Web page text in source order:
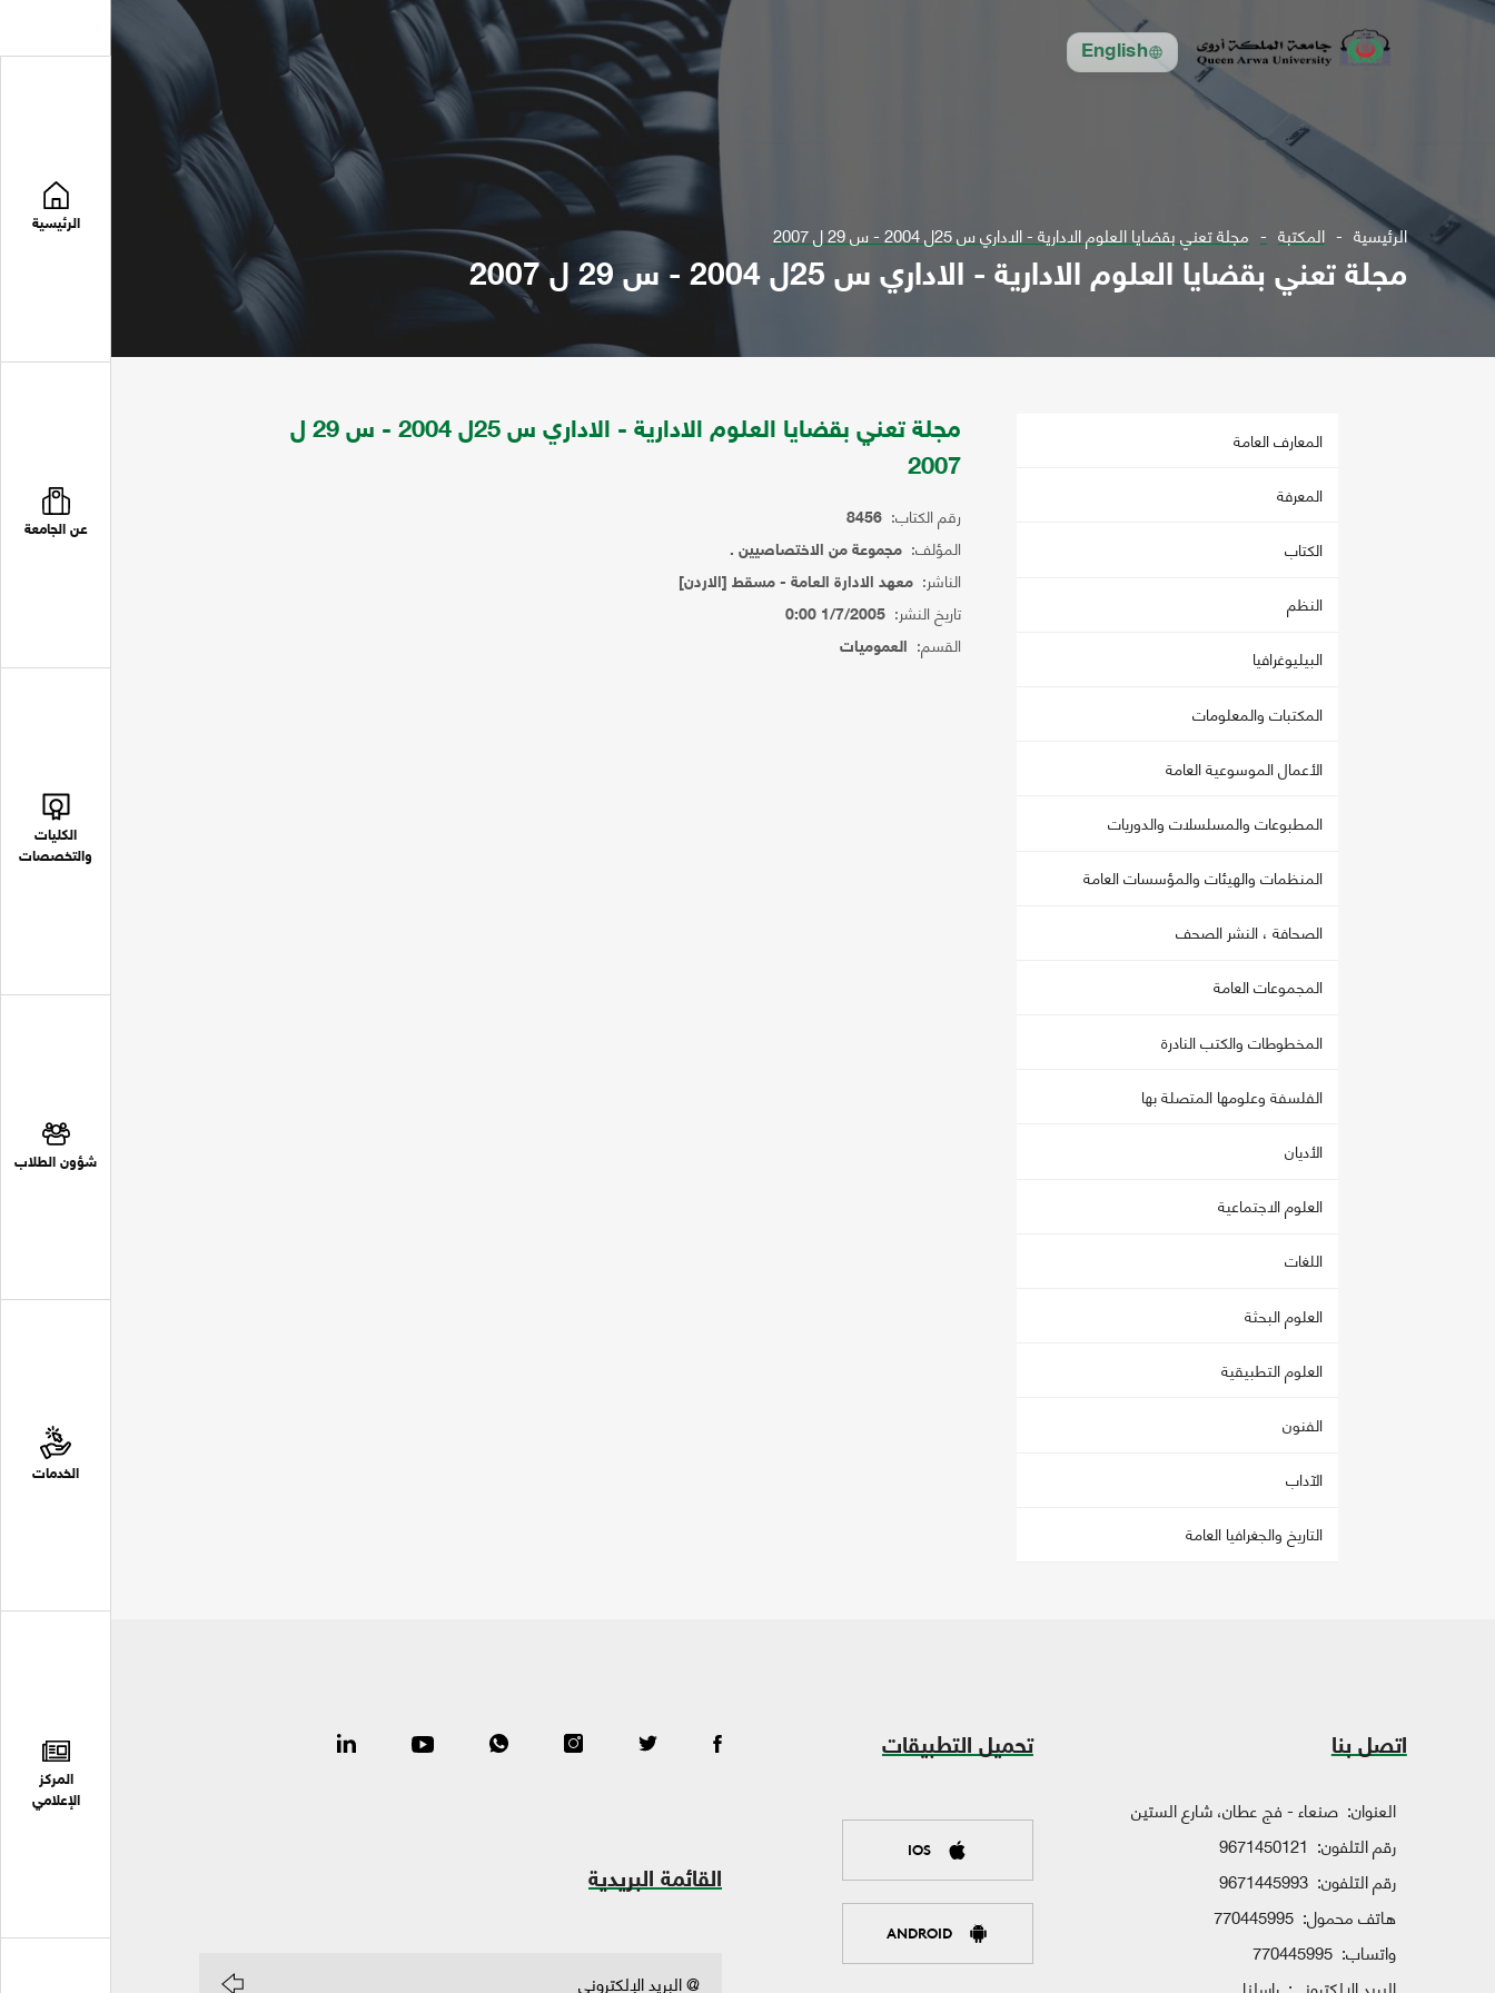
English
الرئيسية
عن الجامعة
الكليات
والتخصصات
شؤون الطلاب
الخدمات
المركز
الإعلامي
الرئيسية المكتبة مجلة تعني بقضايا العلوم الادارية - الاداري س 25ل 2004 - س 29 ل 2007
مجلة تعني بقضايا العلوم الادارية - الاداري س 25ل 2004 - س 29 ل 2007
المعارف العامة
المعرفة
الكتاب
النظم
البيليوغرافيا
المكتبات والمعلومات
الأعمال الموسوعية العامة
المطبوعات والمسلسلات والدوريات
المنظمات والهيئات والمؤسسات العامة
الصحافة ، النشر الصحف
المجموعات العامة
المخطوطات والكتب النادرة
الفلسفة وعلومها المتصلة بها
الأديان
العلوم الاجتماعية
اللغات
العلوم البحثة
العلوم التطبيقية
الفنون
الآداب
التاريخ والجغرافيا العامة
مجلة تعني بقضايا العلوم الادارية - الاداري س 25ل 2004 - س 29 ل
2007
رقم الكتاب: 8456
المؤلف: مجموعة من الاختصاصيين .
الناشر: معهد الادارة العامة - مسقط [الاردن]
تاريخ النشر: 1/7/2005 0:00
القسم: العموميات
اتصل بنا
العنوان: صنعاء - فج عطان، شارع الستين
رقم التلفون: 9671450121
رقم التلفون: 9671445993
هاتف محمول: 770445995
واتساب: 770445995
تحميل التطبيقات
IOS
ANDROID
القائمة البريدية